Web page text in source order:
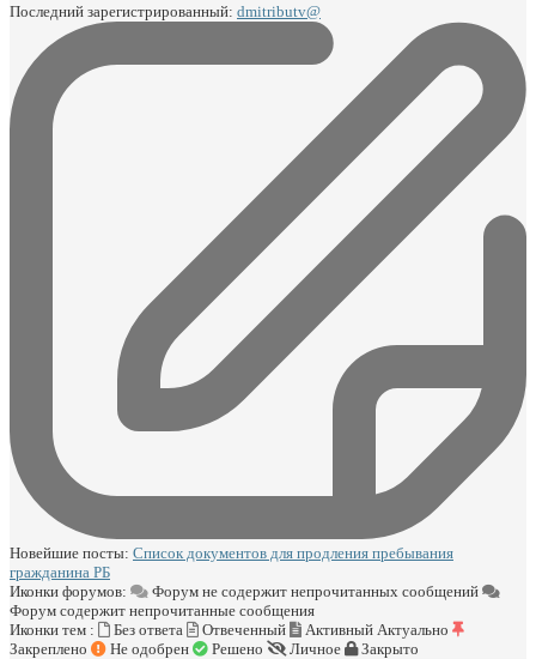
Последний зарегистрированный: dmitributv@
Новейшие посты: Список документов для продления пребывания
гражданина РБ
Иконки форумов:
Форум не содержит непрочитанных сообщений
Форум содержит непрочитанные сообщения
Иконки тем :
Без ответа Отвеченный Активный Актуально
Закреплено
Не одобрен Решено Личное Закрыто